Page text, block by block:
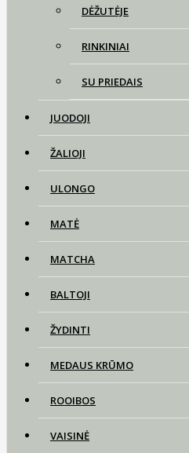
DĖŽUTĖJE
RINKINIAI
SU PRIEDAIS
JUODOJI
ŽALIOJI
ULONGO
MATĖ
MATCHA
BALTOJI
ŽYDINTI
MEDAUS KRŪMO
ROOIBOS
VAISINĖ